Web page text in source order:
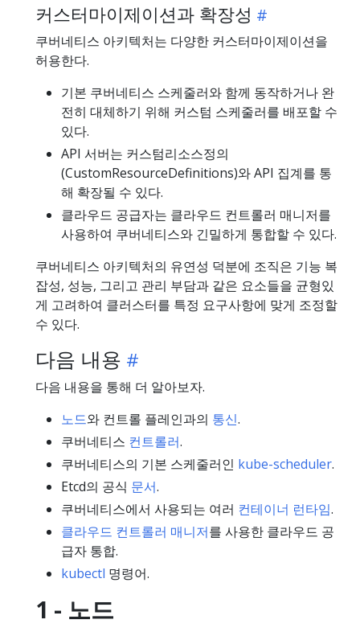
커스터마이제이션과 확장성
쿠버네티스 아키텍처는 다양한 커스터마이제이션을
허용한다.
기본 쿠버네티스 스케줄러와 함께 동작하거나 완
전히 대체하기 위해 커스텀 스케줄러를 배포할 수
있다.
API 서버는 커스텀리소스정의
(CustomResourceDefinitions)와 API 집계를 통
해 확장될 수 있다.
클라우드 공급자는 클라우드 컨트롤러 매니저를
사용하여 쿠버네티스와 긴밀하게 통합할 수 있다.
쿠버네티스 아키텍처의 유연성 덕분에 조직은 기능 복
잡성, 성능, 그리고 관리 부담과 같은 요소들을 균형있
게 고려하여 클러스터를 특정 요구사항에 맞게 조정할
수 있다.
다음 내용
다음 내용을 통해 더 알아보자.
노드와 컨트롤 플레인과의 통신.
쿠버네티스 컨트롤러.
쿠버네티스의 기본 스케줄러인 kube-scheduler.
Etcd의 공식 문서.
쿠버네티스에서 사용되는 여러 컨테이너 런타임.
클라우드 컨트롤러 매니저를 사용한 클라우드 공
급자 통합.
kubectl 명령어.
1 - 노드